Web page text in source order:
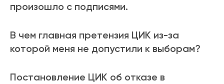
произошло с подписями.
В чем главная претензия ЦИК из-за
которой меня не допустили к выборам?
Постановление ЦИК об отказе в